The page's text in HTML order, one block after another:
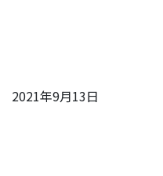
2021年9月13日